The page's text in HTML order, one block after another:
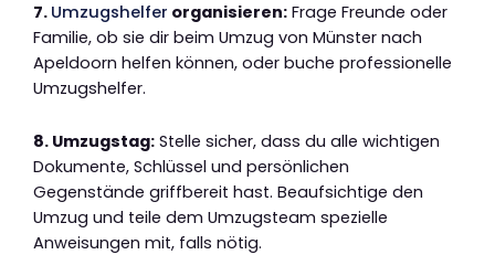
7. Umzugshelfer organisieren: Frage Freunde oder
Familie, ob sie dir beim Umzug von Münster nach
Apeldoorn helfen können, oder buche professionelle
Umzugshelfer.
8. Umzugstag: Stelle sicher, dass du alle wichtigen
Dokumente, Schlüssel und persönlichen
Gegenstände griffbereit hast. Beaufsichtige den
Umzug und teile dem Umzugsteam spezielle
Anweisungen mit, falls nötig.